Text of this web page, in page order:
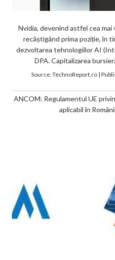
Nvidia, devenind astfel cea mai
recâștigând prima poziție, în
dezvoltarea tehnologiilor AI
DPA. Capitalizarea
Source:TechnoReport.ro|
ANCOM: Regulamentul UE
aplicabil în